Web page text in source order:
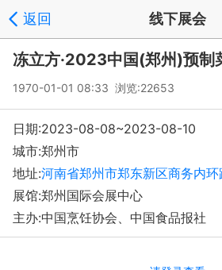
返回 线下展会
冻立方·2023中国(郑州)预制
1970-01-01 08:33 浏览:22653
日期:2023-08-08~2023-08-10
城市:郑州市
地址:河南省郑州市郑东新区商务内
展馆:郑州国际会展中心
主办:中国烹饪协会、中国食品报社